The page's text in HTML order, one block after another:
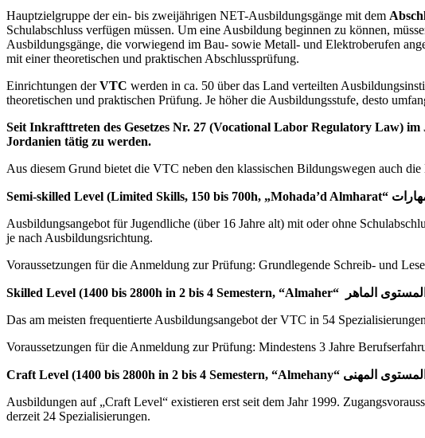
Hauptzielgruppe der ein- bis zweijährigen NET-Ausbildungsgänge mit dem
Schulabschluss verfügen müssen. Um eine Ausbildung beginnen zu können,
Ausbildungsgänge, die vorwiegend im Bau- sowie Metall- und Elektroberufen
mit einer theoretischen und praktischen Abschlussprüfung.
Einrichtungen derVTC werden in ca. 50 über das Land verteilten
theoretischen und praktischen Prüfung. Je höher die Ausbildungsstufe, desto
Seit Inkrafttreten des Gesetzes Nr. 27 (Vocational Labor Regulatory Law)
Jordanien tätig zu werden.
Aus diesem Grund bietet die VTC neben den klassischen Bildungswegen auch
Ausbildungsangebot für Jugendliche (über 16 Jahre alt) mit oder ohne
je nach Ausbildungsrichtung.
Voraussetzungen für die Anmeldung zur Prüfung: Grundlegende Schreib- und
Das am meisten frequentierte Ausbildungsangebot der VTC in 54
Voraussetzungen für die Anmeldung zur Prüfung: Mindestens 3 Jahre
Ausbildungen auf „Craft Level“ existieren erst seit dem Jahr 1999.
derzeit 24 Spezialisierungen.